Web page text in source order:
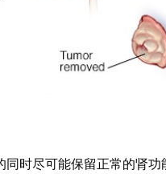
时尽可能保留正常的肾功